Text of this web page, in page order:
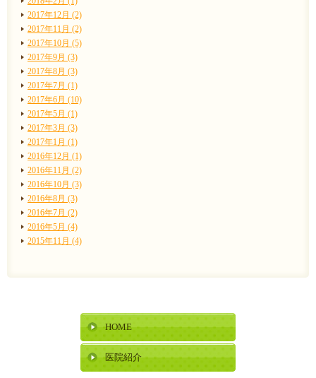
2017年12月 (2)
2017年11月 (2)
2017年10月 (5)
2017年9月 (3)
2017年8月 (3)
2017年7月 (1)
2017年6月 (10)
2017年5月 (1)
2017年3月 (3)
2017年1月 (1)
2016年12月 (1)
2016年11月 (2)
2016年10月 (3)
2016年8月 (3)
2016年7月 (2)
2016年5月 (4)
2015年11月 (4)
HOME
医院紹介